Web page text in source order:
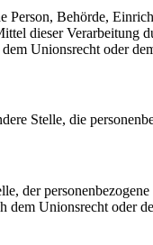
Behörde,
dieser Verarbeitung
Unionsrecht oder
Stelle, die
der
Unionsrecht oder